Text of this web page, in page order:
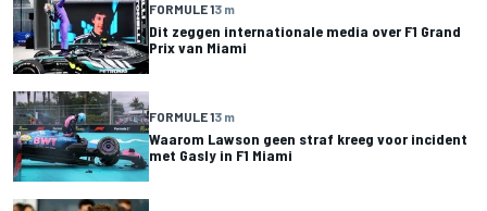
FORMULE 13 m
Dit zeggen internationale media over F1 Grand
Prix van Miami
FORMULE 13 m
Waarom Lawson geen straf kreeg voor incident
met Gasly in F1 Miami